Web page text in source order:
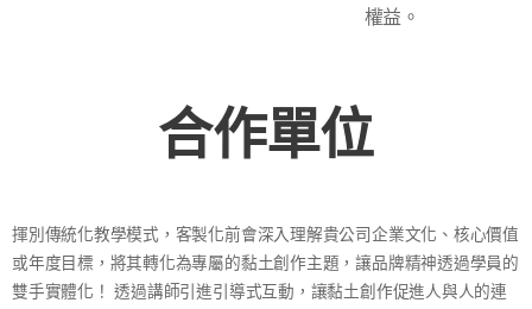
權益。
合作單位
揮別傳統化教學模式，客製化前會深入理解貴公司企業文化、核心價值
或年度目標，將其轉化為專屬的黏土創作主題，讓品牌精神透過學員的
雙手實體化！ 透過講師引進引導式互動，讓黏土創作促進人與人的連